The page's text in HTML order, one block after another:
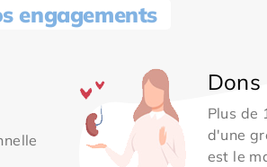
engagements
Plus de
d'une
est le